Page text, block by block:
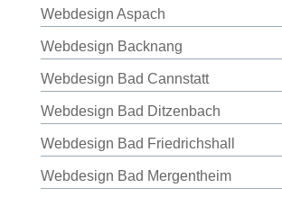
Webdesign Aspach
Webdesign Backnang
Webdesign Bad Cannstatt
Webdesign Bad Ditzenbach
Webdesign Bad Friedrichshall
Webdesign Bad Mergentheim